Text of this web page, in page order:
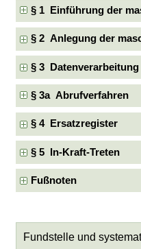
§ 1 Einführung der
§ 2 Anlegung der
§ 3
§ 3a Abrufverfahren
§ 4 Ersatzregister
§ 5 In-Kraft-Treten
Fußnoten
Fundstelle und